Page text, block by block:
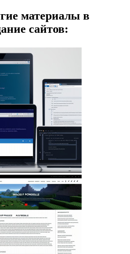
материалы в
сайтов: